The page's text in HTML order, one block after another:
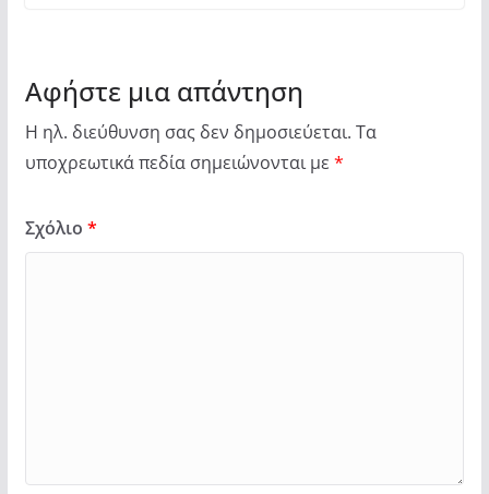
Αφήστε μια απάντηση
Η ηλ. διεύθυνση σας δεν δημοσιεύεται. Τα
υποχρεωτικά πεδία σημειώνονται με *
Σχόλιο *